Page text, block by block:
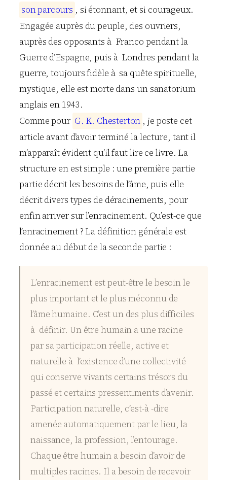
sonparcours , si étonnant, et si courageux.
Engagée auprès du peuple, des ouvriers,
auprès des opposants à Franco pendant la
Guerre d’Espagne, puis à Londres pendant la
guerre, toujours fidèle à sa quête spirituelle,
mystique, elle est morte dans un sanatorium
anglais en 1943.
Comme pour G. K. Chesterton , je poste cet
article avant d’avoir terminé la lecture, tant il
m’apparaît évident qu’il faut lire ce livre. La
structure en est simple : une première partie
partie décrit les besoins de l’âme, puis elle
décrit divers types de déracinements, pour
enfin arriver sur l’enracinement. Qu’est-ce que
l’enracinement ? La définition générale est
donnée au début de la seconde partie :
L’enracinement est peut-être le besoin le
plus important et le plus méconnu de
l’âme humaine. C’est un des plus difficiles
à définir. Un être humain a une racine
par sa participation réelle, active et
naturelle à l’existence d’une collectivité
qui conserve vivants certains trésors du
passé et certains pressentiments d’avenir.
Participation naturelle, c’est-à -dire
amenée automatiquement par le lieu, la
naissance, la profession, l’entourage.
Chaque être humain a besoin d’avoir de
multiples racines. Il a besoin de recevoir